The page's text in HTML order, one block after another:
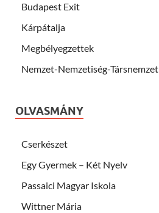
Budapest Exit
Kárpátalja
Megbélyegzettek
Nemzet-Nemzetiség-Társnemzet
OLVASMÁNY
Cserkészet
Egy Gyermek – Két Nyelv
Passaici Magyar Iskola
Wittner Mária